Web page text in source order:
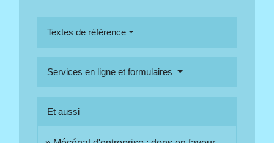
Textes de référence
Services en ligne et formulaires
Et aussi